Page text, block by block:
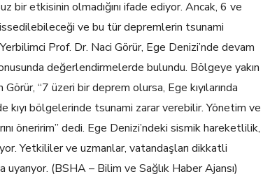
bir etkisinin olmadığını ifade ediyor. Ancak, 6 ve
ve bu tür depremlerin tsunami
Prof. Dr. Naci Görür, Ege Denizi’nde devam
değerlendirmelerde bulundu. Bölgeye yakın
“7 üzeri bir deprem olursa, Ege kıyılarında
bölgelerinde tsunami zarar verebilir. Yönetim ve
öneririm” dedi. Ege Denizi’ndeki sismik hareketlilik,
Yetkililer ve uzmanlar, vatandaşları dikkatli
(BSHA – Bilim ve Sağlık Haber Ajansı)